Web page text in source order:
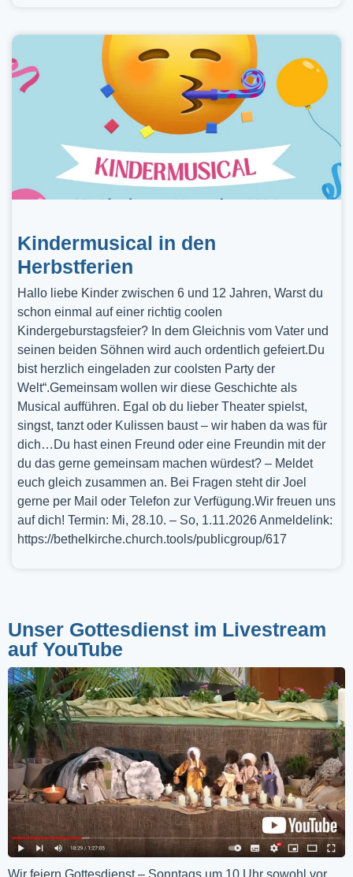
Kindermusical in den
Herbstferien
Hallo liebe Kinder zwischen 6 und 12 Jahren, Warst du
schon einmal auf einer richtig coolen
Kindergeburstagsfeier? In dem Gleichnis vom Vater und
seinen beiden Söhnen wird auch ordentlich gefeiert.Du
bist herzlich eingeladen zur coolsten Party der
Welt“.Gemeinsam wollen wir diese Geschichte als
Musical aufführen. Egal ob du lieber Theater spielst,
singst, tanzt oder Kulissen baust – wir haben da was für
dich…Du hast einen Freund oder eine Freundin mit der
du das gerne gemeinsam machen würdest? – Meldet
euch gleich zusammen an. Bei Fragen steht dir Joel
gerne per Mail oder Telefon zur Verfügung.Wir freuen uns
auf dich! Termin: Mi, 28.10. – So, 1.11.2026 Anmeldelink:
https://bethelkirche.church.tools/publicgroup/617
Unser Gottesdienst im Livestream
auf YouTube
Wir feiern Gottesdienst – Sonntags um 10 Uhr sowohl vor